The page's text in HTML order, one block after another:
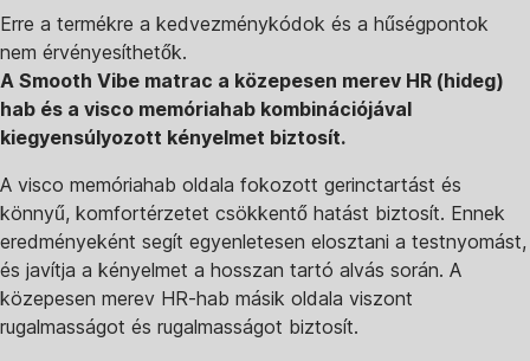
Erre a termékre a kedvezménykódok és a hűségpontok
nem érvényesíthetők.
A Smooth Vibe matrac a közepesen merev HR (hideg)
hab és a visco memóriahab kombinációjával
kiegyensúlyozott kényelmet biztosít.
A visco memóriahab oldala fokozott gerinctartást és
könnyű, komfortérzetet csökkentő hatást biztosít. Ennek
eredményeként segít egyenletesen elosztani a testnyomást,
és javítja a kényelmet a hosszan tartó alvás során. A
közepesen merev HR-hab másik oldala viszont
rugalmasságot és rugalmasságot biztosít.